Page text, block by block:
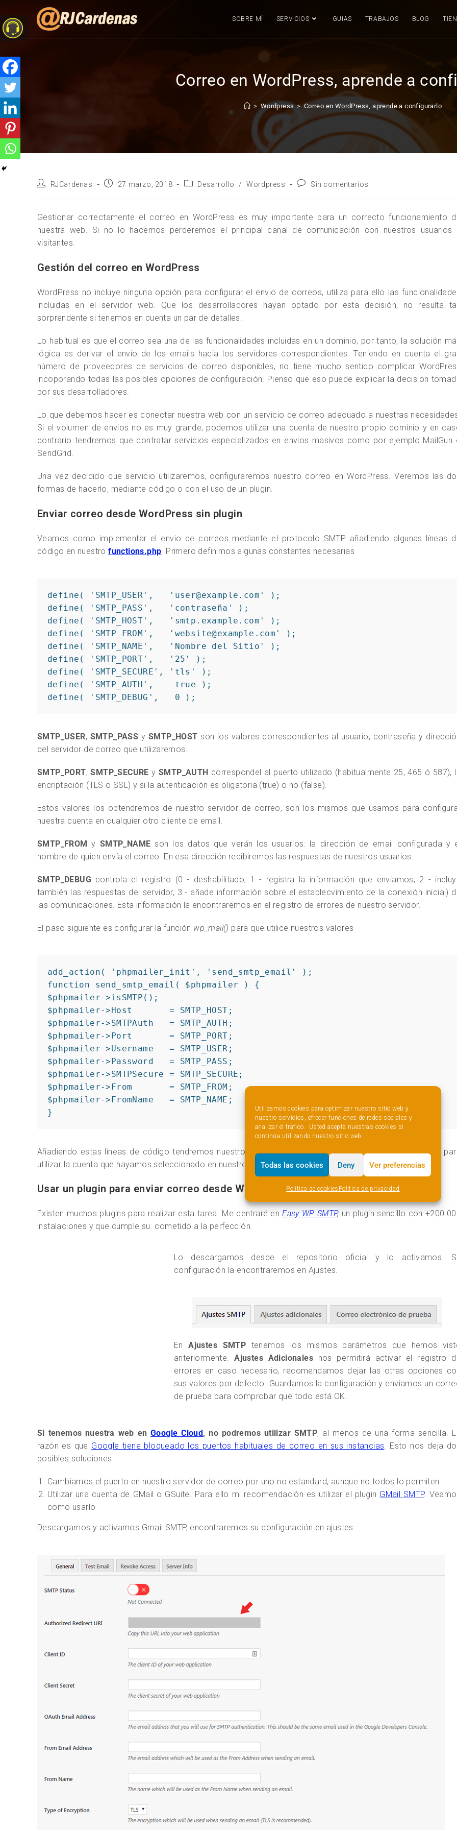
Utilizamos cookies para optimizar nuestro sitio web y
nuestro servicios, ofrecer funciones de redes sociales y
analizar el tráfico. Usted acepta nuestras cookies si
continúa utilizando nuestro sitio web.
Todas las cookies Deny Ver preferencias
Política de cookies Politica de privacidad
SOBRE MÍ SERVICIOS GUIAS TRABAJOS BLOG
Correo en WordPress, aprende a
> Wordpress > Correo en WordPress, aprende a configurarlo
RJCardenas 27 marzo, 2018 Desarrollo / Wordpress Sin comentarios
Gestionar correctamente el correo en WordPress es muy importante para un correcto funcionamiento
nuestra web. Si no lo hacemos perderemos el principal canal de comunicación con nuestros usuarios
visitantes.
Gestión del correo en WordPress
WordPress no incluye ninguna opción para configurar el envio de correos, utiliza para ello las
incluidas en el servidor web. Que los desarrolladores hayan optado por esta decisión, no resulta
sorprendente si tenemos en cuenta un par de detalles.
Lo habitual es que el correo sea una de las funcionalidades incluidas en un dominio, por tanto, la solución
lógica es derivar el envio de los emails hacia los servidores correspondientes. Teniendo en cuenta el
número de proveedores de servicios de correo disponibles, no tiene mucho sentido complicar
incoporando todas las posibles opciones de configuración. Pienso que eso puede explicar la decision
por sus desarrolladores.
Lo que debemos hacer es conectar nuestra web con un servicio de correo adecuado a nuestras
Si el volumen de envios no es muy grande, podemos utilizar una cuenta de nuestro propio dominio y en
contrario tendremos que contratar servicios especializados en envios masivos como por ejemplo MailGun
SendGrid.
Una vez decidido que servicio utilizaremos, configuraremos nuestro correo en WordPress. Veremos las
formas de hacerlo, mediante código o con el uso de un plugin.
Enviar correo desde WordPress sin plugin
Veamos como implementar el envio de correos mediante el protocolo SMTP añadiendo algunas líneas
código en nuestrofunctions.php. Primero definimos algunas constantes necesarias
define( 'SMTP_USER',   'user@example.com' );
define( 'SMTP_PASS',   'contraseña' );
define( 'SMTP_HOST',   'smtp.example.com' );
define( 'SMTP_FROM',   'website@example.com' );
define( 'SMTP_NAME',   'Nombre del Sitio' );
define( 'SMTP_PORT',   '25' );
define( 'SMTP_SECURE', 'tls' );
define( 'SMTP_AUTH',    true );
define( 'SMTP_DEBUG',   0 );
SMTP_USER, SMTP_PASS y SMTP_HOST son los valores correspondientes al usuario, contraseña y
del servidor de correo que utilizaremos.
SMTP_PORT,SMTP_SECURE y SMTP_AUTH correspondel al puerto utilizado (habitualmente 25, 465 ó 587),
encriptación (TLS o SSL) y si la autenticación es oligatoria (true) o no (false).
Estos valores los obtendremos de nuestro servidor de correo, son los mismos que usamos para
nuestra cuenta en cualquier otro cliente de email.
SMTP_FROM y SMTP_NAME son los datos que verán los usuarios: la dirección de email configurada y
nombre de quien envía el correo. En esa dirección recibiremos las respuestas de nuestros usuarios.
SMTP_DEBUG controla el registro (0 - deshabilitado, 1 - registra la información que enviamos, 2 -
también las respuestas del servidor, 3 - añade información sobre el establecvimiento de la conexión inicial)
las comunicaciones. Esta información la encontraremos en el registro de errores de nuestro servidor.
El paso siguiente es configurar la función wp_mail() para que utilice nuestros valores
add_action( 'phpmailer_init', 'send_smtp_email' );
function send_smtp_email( $phpmailer ) {
$phpmailer->isSMTP();
$phpmailer->Host       = SMTP_HOST;
$phpmailer->SMTPAuth   = SMTP_AUTH;
$phpmailer->Port       = SMTP_PORT;
$phpmailer->Username   = SMTP_USER;
$phpmailer->Password   = SMTP_PASS;
$phpmailer->SMTPSecure = SMTP_SECURE;
$phpmailer->From       = SMTP_FROM;
$phpmailer->FromName   = SMTP_NAME;
}
Añadiendo estas líneas de código tendremos nuestro correo en WordPress correctamente configurado
utilizar la cuenta que hayamos seleccionado en nuestro servidor.
Usar un plugin para enviar correo desde WordPress
Existen muchos plugins para realizar esta tarea. Me centraré enEasy WP SMTP, un plugin sencillo con
instalaciones y que cumple su cometido a la perfección.
Lo descargamos desde el repositorio oficial y lo activamos.
configuración la encontraremos en Ajustes.
EnAjustes SMTP tenemos los mismos parámetros que hemos
anteriormente.Ajustes Adicionalesnos permitirá activar el registro
errores en caso necesario, recomendamos dejar las otras opciones
sus valores por defecto. Guardamos la configuración y enviamos un
de prueba para comprobar que todo está OK.
Si tenemos nuestra web enGoogle Cloud, no podremos utilizar SMTP, al menos de una forma sencilla.
razón es que Google tiene bloqueado los puertos habituales de correo en sus instancias. Esto nos deja
posibles soluciones:
Cambiamos el puerto en nuestro servidor de correo por uno no estandard, aunque no todos lo permiten.
Utilizar una cuenta de GMail o GSuite. Para ello mi recomendación es utilizar el plugin GMail SMTP.
como usarlo
Descargamos y activamos Gmail SMTP, encontraremos su configuración en ajustes.